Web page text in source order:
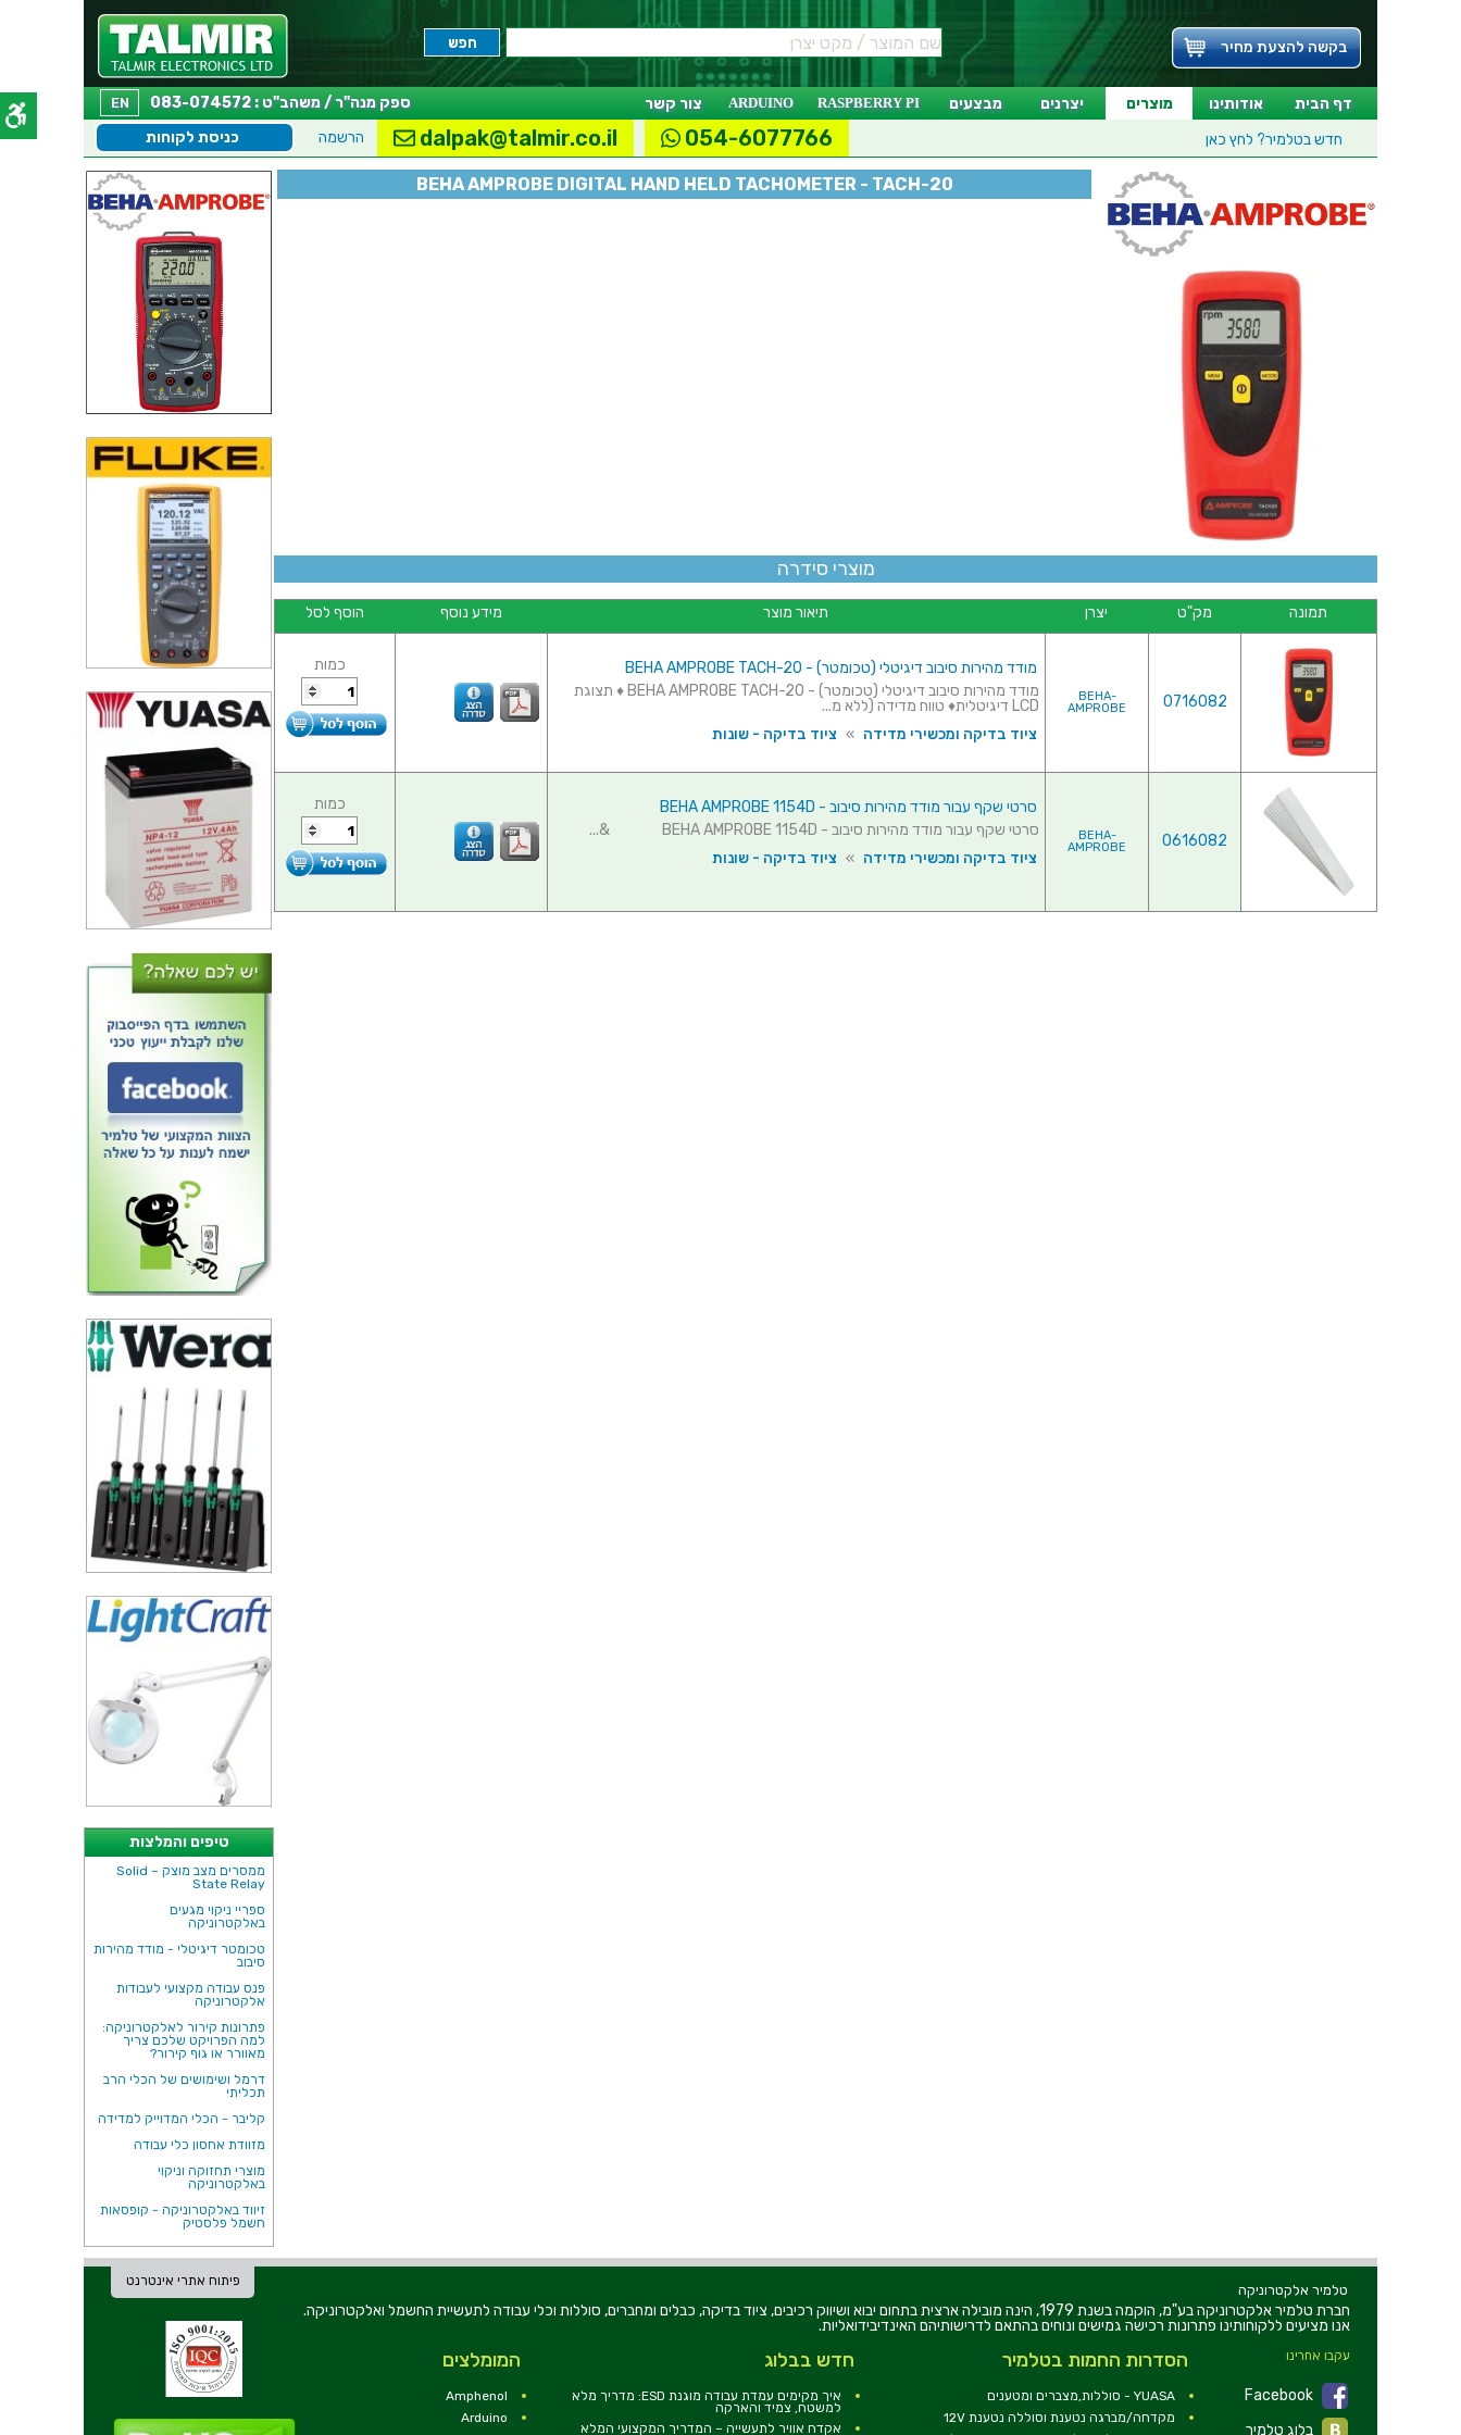
בקשה להצעת מחיר
דף הבית אודותינו מוצרים יצרנים מבצעים RASPBERRY PI
ARDUINO צור קשר EN
ספק מנה"ר / משהב"ט : 083-074572
חדש בטלמיר? לחץ כאן כניסת לקוחות הרשמה dalpak@talmir.co.il 054-6077766
טיפים והמלצות
ממסרים מצב מוצק – Solid
State Relay
ספריי ניקוי מגעים
באלקטרוניקה
טכומטר דיגיטלי - מודד מהירות
סיבוב
פנס עבודה מקצועי לעבודות
אלקטרוניקה
פתרונות קירור לאלקטרוניקה:
למה הפרויקט שלכם צריך
מאוורר או גוף קירור?
דרמל ושימושים של הכלי הרב
תכליתי
קליבר - הכלי המדוייק למדידה
מזוודת אחסון כלי עבודה
מוצרי תחזוקה וניקוי
באלקטרוניקה
זיווד באלקטרוניקה - קופסאות
חשמל פלסטיק
BEHA AMPROBE DIGITAL HAND HELD TACHOMETER - TACH-20
מוצרי סידרה
תמונה מק"ט יצרן תיאור מוצר מידע נוסף הוסף לסל
0716082
BEHA-
AMPROBE
מודד מהירות סיבוב דיגיטלי (טכומטר) - BEHA AMPROBE TACH-20
מודד מהירות סיבוב דיגיטלי (טכומטר) - BEHA AMPROBE TACH-20 ♦ תצוגת
LCD דיגיטלית♦ טווח מדידה (ללא מ...
ציוד בדיקה ומכשירי מדידה » ציוד בדיקה - שונות
כמות
0616082
BEHA-
AMPROBE
סרטי שקף עבור מודד מהירות סיבוב - BEHA AMPROBE 1154D
סרטי שקף עבור מודד מהירות סיבוב - BEHA AMPROBE 1154D &...
ציוד בדיקה ומכשירי מדידה » ציוד בדיקה - שונות
כמות
פיתוח אתרי אינטרנט
טלמיר אלקטרוניקה
חברת טלמיר אלקטרוניקה בע"מ, הוקמה בשנת 1979, הינה מובילה ארצית בתחום יבוא ושיווק רכיבים, ציוד בדיקה, כבלים ומחברים, סוללות וכלי עבודה לתעשיית החשמל ואלקטרוניקה.
אנו מציעים ללקוחותינו פתרונות רכישה גמישים ונוחים בהתאם לדרישותיהם האינדיבידואליות.
עקבו אחרינו
Facebook
המומלצים
Amphenol
Arduino
חדש בבלוג
איך מקימים עמדת עבודה מוגנת ESD: מדריך מלא
למשטח, צמיד והארקה
אקדח אוויר לתעשייה – המדריך המקצועי המלא
הסדרות החמות בטלמיר
YUASA - סוללות,מצברים ומטענים
מקדחה/מברגה נטענת וסוללה נטענת 12V